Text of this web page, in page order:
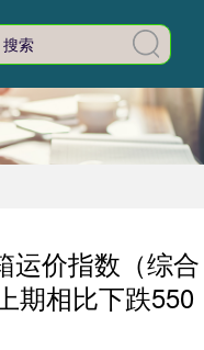
运价指数（综合
期相比下跌550